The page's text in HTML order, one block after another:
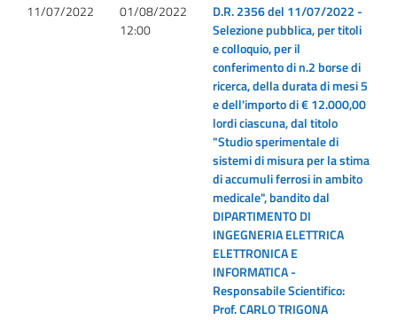
11/07/2022
01/08/2022
12:00
D.R. 2356 del 11/07/2022 -
Selezione pubblica, per titoli
e colloquio, per il
conferimento di n.2 borse di
ricerca, della durata di mesi 5
e dell'importo di € 12.000,00
lordi ciascuna, dal titolo
"Studio sperimentale di
sistemi di misura per la stima
di accumuli ferrosi in ambito
medicale", bandito dal
DIPARTIMENTO DI
INGEGNERIA ELETTRICA
ELETTRONICA E
INFORMATICA -
Responsabile Scientifico:
Prof. CARLO TRIGONA